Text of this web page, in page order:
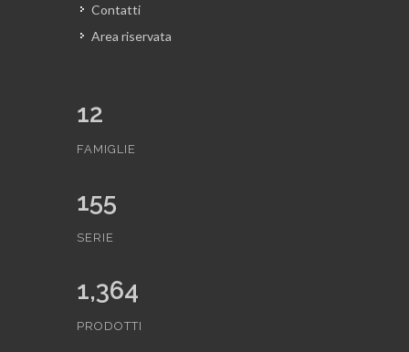
Contatti
Area riservata
12
FAMIGLIE
155
SERIE
1,364
PRODOTTI